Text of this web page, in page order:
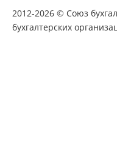
2012-2026 © Союз
бухгалтерских